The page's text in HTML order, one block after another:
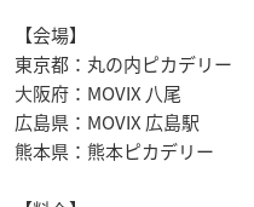
【会場】
東京都：丸の内ピカデリー
⼤阪府：MOVIX ⼋尾
広島県：MOVIX 広島駅
熊本県：熊本ピカデリー